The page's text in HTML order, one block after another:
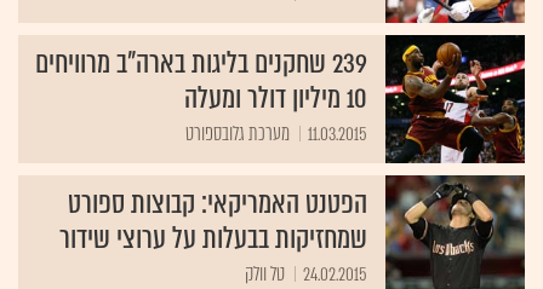
239 שחקנים בליגות בארה"ב מרוויחים
10 מיליון דולר ומעלה
11.03.2015 מערכת גלובספורט
הפטנט האמריקאי: קבוצות ספורט
שמחזיקות בבעלות על ערוצי שידור
24.02.2015 טל וולק